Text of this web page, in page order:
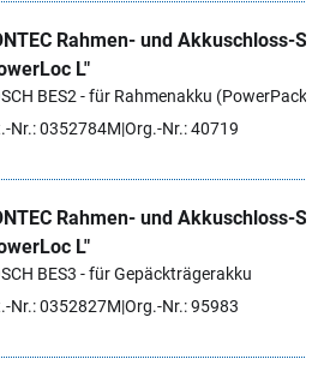
Rahmen- und Akkuschloss-Set
L"
BES2 - für Rahmenakku (PowerPack)
Nr.: 0352784M Org.-Nr.: 40719
Rahmen- und Akkuschloss-Set
L"
BES3 - für Gepäckträgerakku
Nr.: 0352827M Org.-Nr.: 95983